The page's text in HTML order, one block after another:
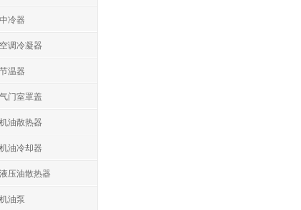
冷器
调冷凝器
温器
门室罩盖
油散热器
油冷却器
压油散热器
油泵